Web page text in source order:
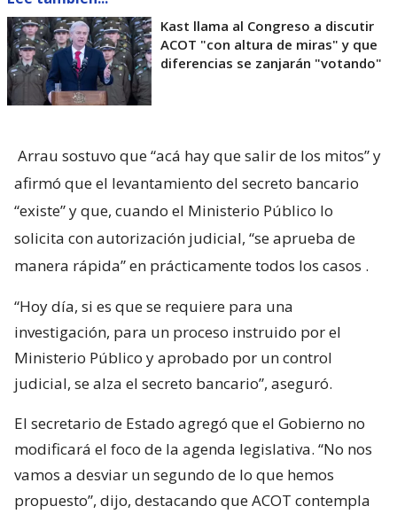
Kast llama al Congreso a discutir
ACOT "con altura de miras" y que
diferencias se zanjarán "votando"
Arrau sostuvo que “acá hay que salir de los mitos” y
afirmó que el levantamiento del secreto bancario
“existe” y que, cuando el Ministerio Público lo
solicita con autorización judicial, “se aprueba de
manera rápida” en prácticamente todos los casos .
“Hoy día, si es que se requiere para una
investigación, para un proceso instruido por el
Ministerio Público y aprobado por un control
judicial, se alza el secreto bancario”, aseguró.
El secretario de Estado agregó que el Gobierno no
modificará el foco de la agenda legislativa. “No nos
vamos a desviar un segundo de lo que hemos
propuesto”, dijo, destacando que ACOT contempla